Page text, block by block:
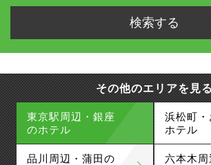
その他のエリアを見
東京駅周辺・銀座
のホテル
浜松町
ホテル
品川周辺・蒲田の
六本木周